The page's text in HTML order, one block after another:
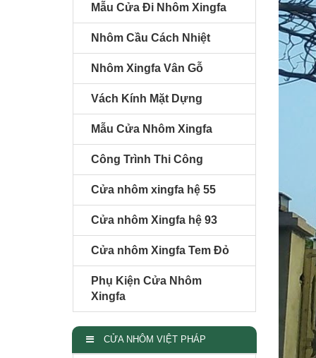
Mẫu Cửa Đi Nhôm Xingfa
Nhôm Cầu Cách Nhiệt
Nhôm Xingfa Vân Gỗ
Vách Kính Mặt Dựng
Mẫu Cửa Nhôm Xingfa
Công Trình Thi Công
Cửa nhôm xingfa hệ 55
Cửa nhôm Xingfa hệ 93
Cửa nhôm Xingfa Tem Đỏ
Phụ Kiện Cửa Nhôm
Xingfa
CỬA NHÔM VIỆT PHÁP